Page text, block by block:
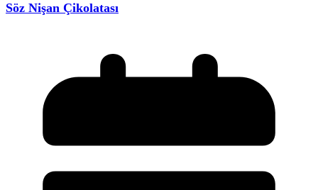
Söz Nişan Çikolatası